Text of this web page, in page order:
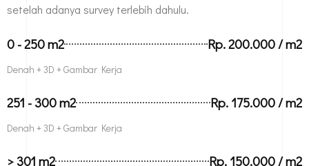
setelah adanya survey terlebih dahulu.
0 - 250 m2 Rp. 200.000 / m2
Denah + 3D + Gambar Kerja
251 - 300 m2 Rp. 175.000 / m2
Denah + 3D + Gambar Kerja
> 301 m2 Rp. 150.000 / m2